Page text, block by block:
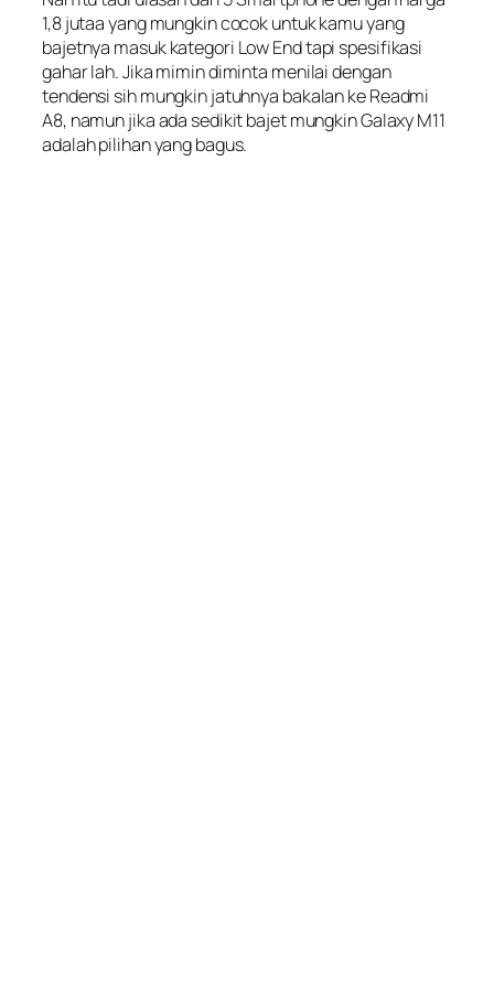
1,8 jutaa yang mungkin cocok untuk kamu yang
bajetnya masuk kategori Low End tapi spesifikasi
gahar lah. Jika mimin diminta menilai dengan
tendensi sih mungkin jatuhnya bakalan ke Readmi
A8, namun jika ada sedikit bajet mungkin Galaxy M11
adalah pilihan yang bagus.